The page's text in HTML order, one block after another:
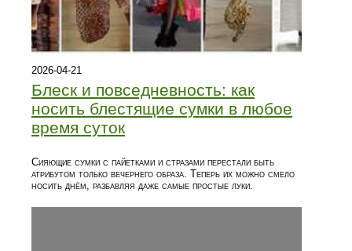
2026-04-21
Блеск и повседневность: как
носить блестящие сумки в любое
время суток
Сияющие сумки с пайетками и стразами перестали быть
атрибутом только вечернего образа. Теперь их можно смело
носить днём, разбавляя даже самые простые луки.